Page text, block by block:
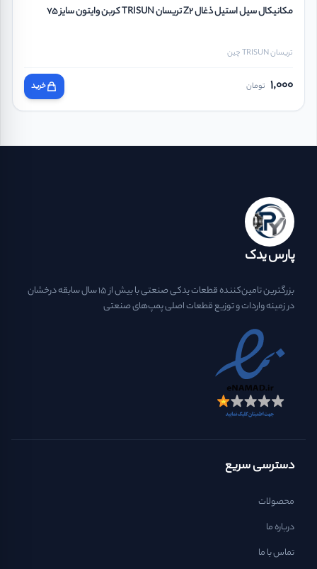
مکانیکال سیل استیل ذغال Z2 تریسان TRISUN کربن وایتون سایز 75
تریسان TRISUN چین
1,000 تومان خرید
پارس یدک
بزرگترین تامین‌کننده قطعات یدکی صنعتی با بیش از ۱۵ سال سابقه درخشان
در زمینه واردات و توزیع قطعات اصلی پمپ‌های صنعتی
دسترسی سریع
محصولات
درباره ما
تماس با ما